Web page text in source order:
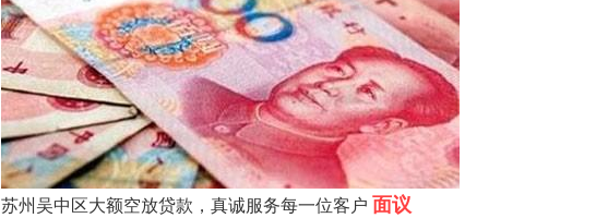
苏州吴中区大额空放贷款，真诚服务每一位客户 面议